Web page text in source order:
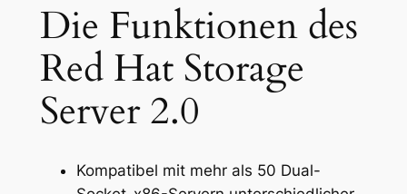
Die Funktionen des
Red Hat Storage
Server 2.0
Kompatibel mit mehr als 50 Dual-